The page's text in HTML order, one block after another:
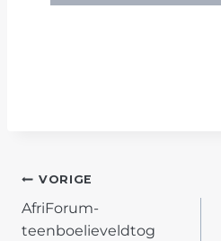
POST
NAVIGATION
VORIGE
AfriForum-
teenboelieveldtog